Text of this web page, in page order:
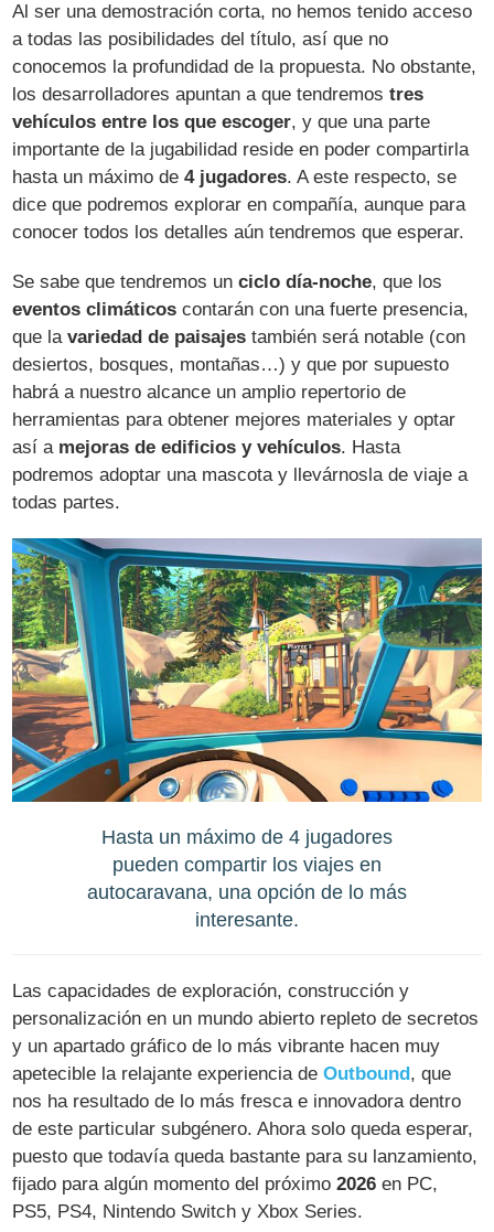
Al ser una demostración corta, no hemos tenido acceso
a todas las posibilidades del título, así que no
conocemos la profundidad de la propuesta. No obstante,
los desarrolladores apuntan a que tendremostres
vehículos entre los que escoger, y que una parte
importante de la jugabilidad reside en poder compartirla
hasta un máximo de4 jugadores. A este respecto, se
dice que podremos explorar en compañía, aunque para
conocer todos los detalles aún tendremos que esperar.
Se sabe que tendremos unciclo día-noche, que los
eventos climáticos contarán con una fuerte presencia,
que lavariedad de paisajes también será notable (con
desiertos, bosques, montañas…) y que por supuesto
habrá a nuestro alcance un amplio repertorio de
herramientas para obtener mejores materiales y optar
así a mejoras de edificios y vehículos. Hasta
podremos adoptar una mascota y llevárnosla de viaje a
todas partes.
Hasta un máximo de 4 jugadores
pueden compartir los viajes en
autocaravana, una opción de lo más
interesante.
Las capacidades de exploración, construcción y
personalización en un mundo abierto repleto de secretos
y un apartado gráfico de lo más vibrante hacen muy
apetecible la relajante experiencia deOutbound, que
nos ha resultado de lo más fresca e innovadora dentro
de este particular subgénero. Ahora solo queda esperar,
puesto que todavía queda bastante para su lanzamiento,
fijado para algún momento del próximo2026 en PC,
PS5, PS4, Nintendo Switch y Xbox Series.